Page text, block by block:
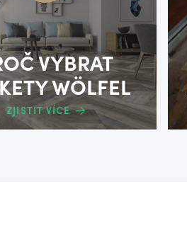
VYBRAT
WÖLFEL
ZJISTIT VÍCE